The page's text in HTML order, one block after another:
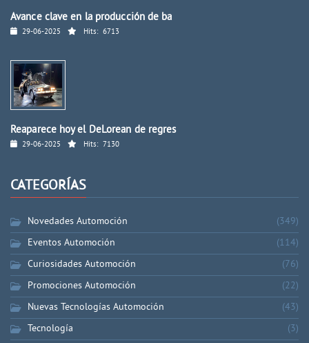
Avance clave en la producción de ba
29-06-2025 Hits: 6713
Reaparece hoy el DeLorean de regres
29-06-2025 Hits: 7130
CATEGORÍAS
Novedades Automoción
(349)
Eventos Automoción
(114)
Curiosidades Automoción
(76)
Promociones Automoción
(22)
Nuevas Tecnologías Automoción
(43)
Tecnología
(3)